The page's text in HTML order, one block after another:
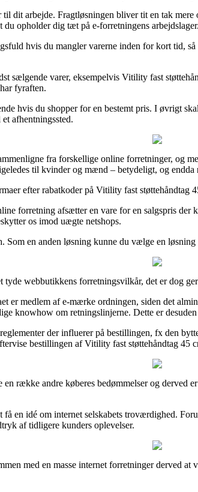
dit arbejde. Fragtløsningen bliver tit en tak
opholder dig tæt på e-forretningens arbejdslager.
hvis du mangler varerne inden for kort tid,
sælgende varer, eksempelvis Vitility fast
fyraften.
hvis du shopper for en bestemt pris. I øvrigt
afhentningssted.
fra forskellige online forretninger, og
til kvinder og mænd – betydeligt, og
efter rabatkoder på Vitility fast støttehåndtag
forretning afsætter en vare for en salgspris
os imod uægte netshops.
Som en anden løsning kunne du vælge en
webbutikkens forretningsvilkår, det er dog
er medlem af e-mærke ordningen, siden det
knowhow om retningslinjerne. Dette er
der influerer på bestillingen, fx den
bestillingen af Vitility fast støttehåndtag 45
række andre køberes bedømmelser og
en idé om internet selskabets troværdighed.
af tidligere kunders oplevelser.
med en masse internet forretninger derved